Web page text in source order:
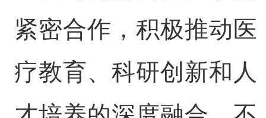
紧密合作，积极推动医
疗教育、科研创新和人